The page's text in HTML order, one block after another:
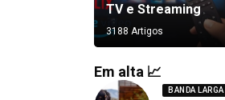
TV e Streaming
3188 Artigos
Em alta 📈
BANDA LARGA